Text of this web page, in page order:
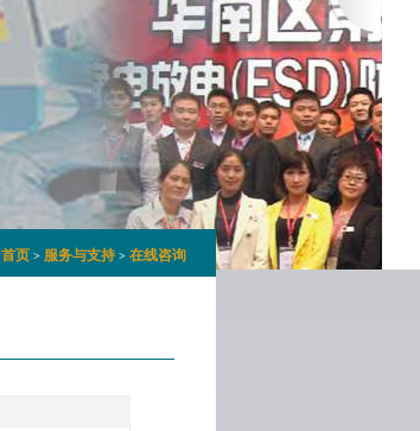
首页 > 服务与支持> 在线咨询